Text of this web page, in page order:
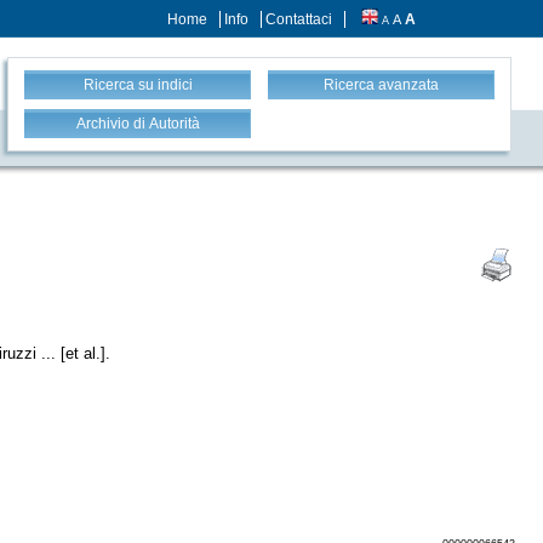
Home Info Contattaci A A A
Ricerca su indici Ricerca avanzata
Archivio di Autorità